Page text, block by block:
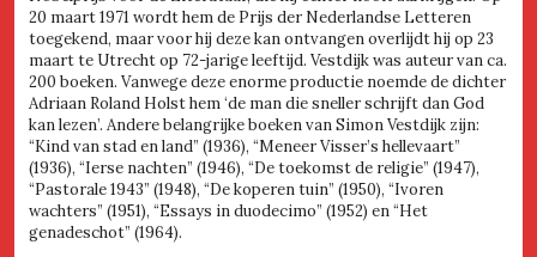
20 maart 1971 wordt hem de Prijs der Nederlandse Letteren
toegekend, maar voor hij deze kan ontvangen overlijdt hij op 23
maart te Utrecht op 72-jarige leeftijd. Vestdijk was auteur van ca.
200 boeken. Vanwege deze enorme productie noemde de dichter
Adriaan Roland Holst hem ‘de man die sneller schrijft dan God
kan lezen’. Andere belangrijke boeken van Simon Vestdijk zijn:
“Kind van stad en land” (1936), “Meneer Visser’s hellevaart”
(1936), “Ierse nachten” (1946), “De toekomst de religie” (1947),
“Pastorale 1943” (1948), “De koperen tuin” (1950), “Ivoren
wachters” (1951), “Essays in duodecimo” (1952) en “Het
genadeschot” (1964).